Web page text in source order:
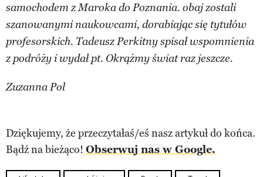
samochodem z Maroka do Poznania. obaj zostali
szanowanymi naukowcami, dorabiając się tytułów
profesorskich. Tadeusz Perkitny spisał wspomnienia
z podróży i wydał pt. Okrążmy świat raz jeszcze.
Zuzanna Pol
Dziękujemy, że przeczytałaś/eś nasz artykuł do końca.
Bądź na bieżąco! Obserwuj nas w Google.